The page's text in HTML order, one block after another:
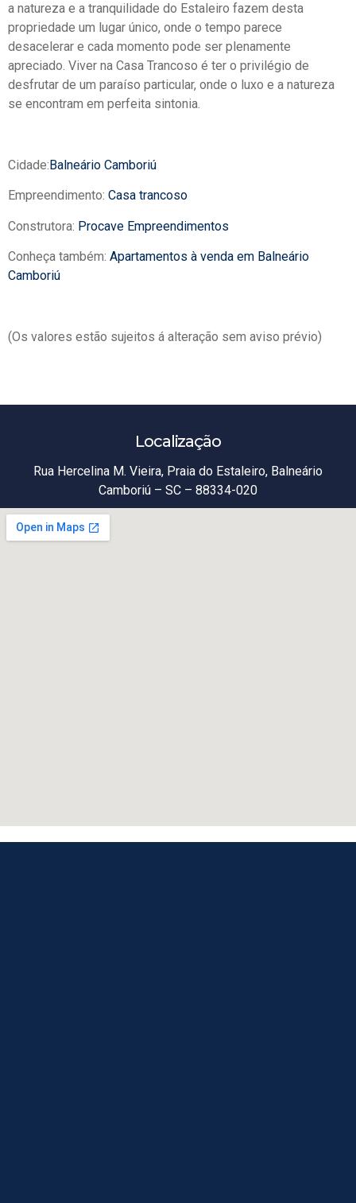
a natureza e a tranquilidade do Estaleiro fazem desta
propriedade um lugar único, onde o tempo parece
desacelerar e cada momento pode ser plenamente
apreciado. Viver na Casa Trancoso é ter o privilégio de
desfrutar de um paraíso particular, onde o luxo e a natureza
se encontram em perfeita sintonia.
Cidade:Balneário Camboriú
Empreendimento: Casa trancoso
Construtora: Procave Empreendimentos
Conheça também: Apartamentos à venda em Balneário
Camboriú
(Os valores estão sujeitos á alteração sem aviso prévio)
Localização
Rua Hercelina M. Vieira, Praia do Estaleiro, Balneário
Camboriú – SC – 88334-020